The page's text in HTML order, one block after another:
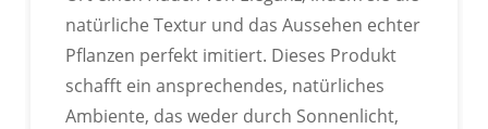
natürliche Textur und das Aussehen echter
Pflanzen perfekt imitiert. Dieses Produkt
schafft ein ansprechendes, natürliches
Ambiente, das weder durch Sonnenlicht,